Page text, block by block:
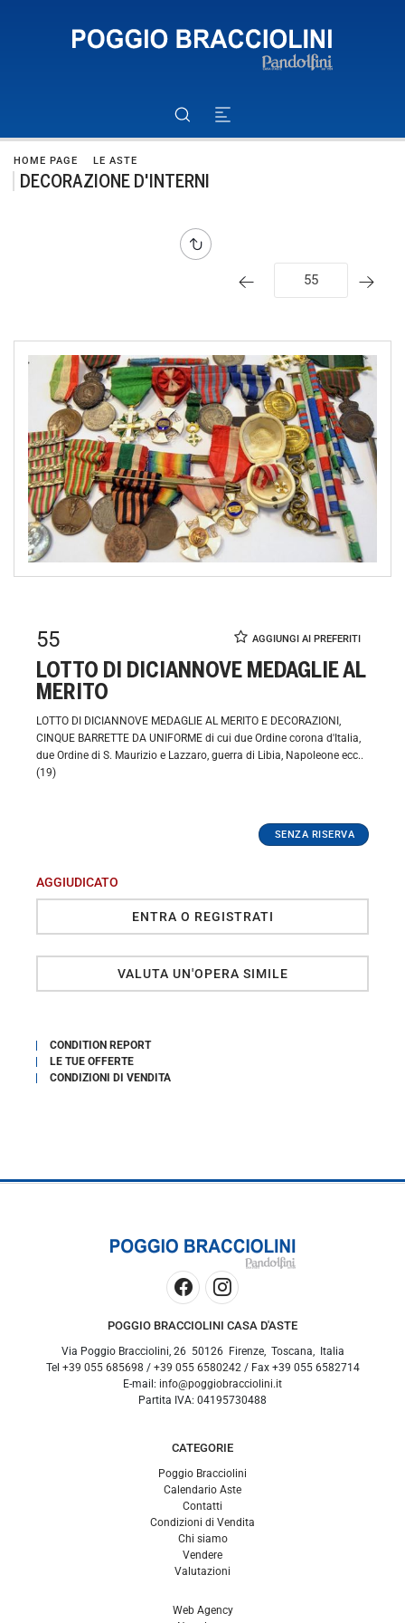
HOME PAGE LE ASTE
DECORAZIONE D'INTERNI
55
LOTTO DI DICIANNOVE MEDAGLIE AL
MERITO
LOTTO DI DICIANNOVE MEDAGLIE AL MERITO E DECORAZIONI,
CINQUE BARRETTE DA UNIFORME di cui due Ordine corona d'Italia,
due Ordine di S. Maurizio e Lazzaro, guerra di Libia, Napoleone ecc..
(19)
AGGIUDICATO
ENTRA O REGISTRATI
VALUTA UN'OPERA SIMILE
CONDITION REPORT
LE TUE OFFERTE
CONDIZIONI DI VENDITA
POGGIO BRACCIOLINI CASA D'ASTE
Via Poggio Bracciolini, 26 50126 Firenze, Toscana
Italia
Tel +39 055 685698 / +39 055 6580242 / Fax +39 055 6582714
E-mail: info@poggiobracciolini.it
Partita IVA: 04195730488
CATEGORIE
Poggio Bracciolini
Calendario Aste
Contatti
Condizioni di Vendita
Chi siamo
Vendere
Valutazioni
Web Agency